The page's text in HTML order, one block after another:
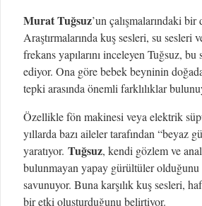
Murat Tuğsuz’un çalışmalarındaki
Araştırmalarında kuş sesleri, su sesleri
frekans yapılarını inceleyen Tuğsuz,
ediyor. Ona göre bebek beyninin
tepki arasında önemli farklılıklar
Özellikle fön makinesi veya elektrik
yıllarda bazı aileler tarafından “beyaz
yaratıyor. Tuğsuz, kendi gözlem ve
bulunmayan yapay gürültüler
savunuyor. Buna karşılık kuş sesleri,
bir etki oluşturduğunu belirtiyor.